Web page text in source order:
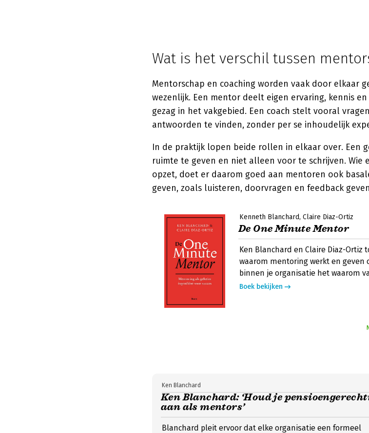
Wat is het verschil tussen
Mentorschap en coaching worden vaak door elkaar
wezenlijk. Een mentor deelt eigen ervaring, kennis
gezag in het vakgebied. Een coach stelt vooral
antwoorden te vinden, zonder per se inhoudelijk
In de praktijk lopen beide rollen in elkaar over. Een
ruimte te geven en niet alleen voor te schrijven. Wie
opzet, doet er daarom goed aan mentoren ook
geven, zoals luisteren, doorvragen en feedback
Kenneth Blanchard Claire Diaz-Ortiz
De One Minute Mentor
Ken Blanchard en Claire Diaz-
waarom mentoring werkt en
binnen je organisatie het waarom
Boek bekijken
Ken Blanchard: ‘Houd je
aan als mentors’
Ken Blanchard
Blanchard pleit ervoor dat elke organisatie een formeel